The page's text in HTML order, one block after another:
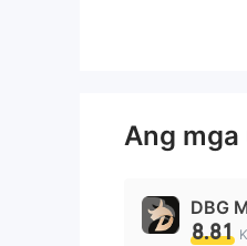
Ang
DBG
8.81